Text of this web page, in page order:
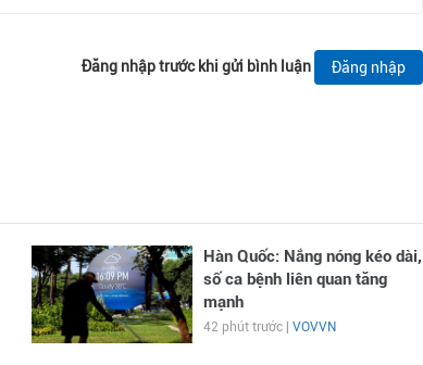
Đăng nhập trước khi gửi bình luận Đăng nhập
Hàn Quốc: Nắng nóng kéo dài,
số ca bệnh liên quan tăng
mạnh
42 phút trước | VOVVN